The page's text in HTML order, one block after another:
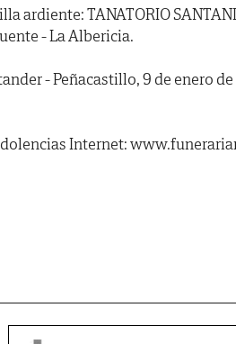
ardiente: TANATORIO
- La Albericia.
- Peñacastillo, 9 de enero
Internet: